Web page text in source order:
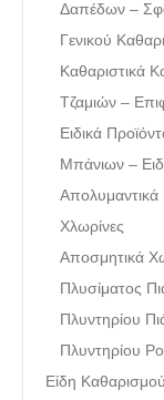
Δαπέδων –
Γενικού
Καθαριστικά
Τζαμιών –
Ειδικά
Μπάνιων –
Απολυμαντικά
Χλωρίνες
Αποσμητικά
Πλυσίματος
Πλυντηρίου
Πλυντηρίου
Είδη Καθαρισμού